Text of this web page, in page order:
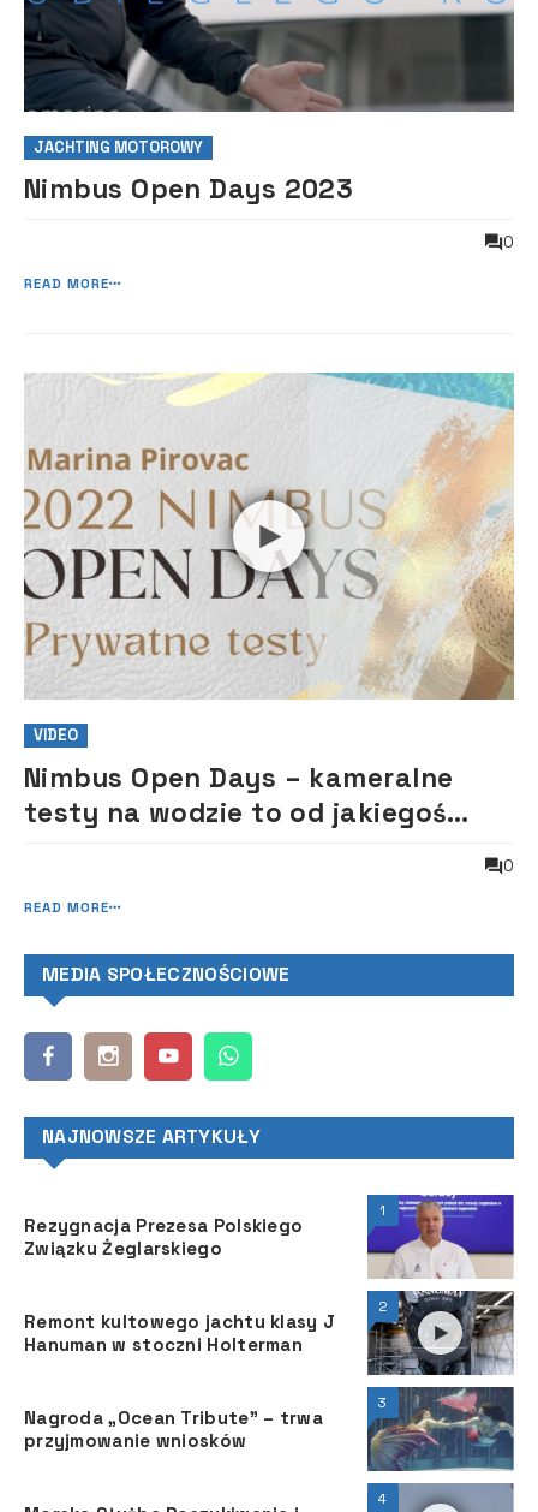
JACHTING MOTOROWY
Nimbus Open Days 2023
0
READ MORE
VIDEO
Nimbus Open Days – kameralne
testy na wodzie to od jakiegoś
0
READ MORE
MEDIA SPOŁECZNOŚCIOWE
NAJNOWSZE ARTYKUŁY
1
Rezygnacja Prezesa Polskiego
Związku Żeglarskiego
2
Remont kultowego jachtu klasy J
Hanuman w stoczni Holterman
3
Nagroda „Ocean Tribute” – trwa
przyjmowanie wniosków
4